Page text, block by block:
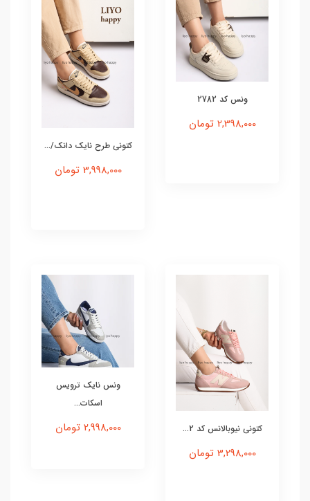
ونس کد 2782
2,398,000 تومان
کتونی طرح نایک دانک/...
3,998,000 تومان
کتونی نیوبالانس کد 2...
3,298,000 تومان
ونس نایک ترویس
اسکات...
2,998,000 تومان